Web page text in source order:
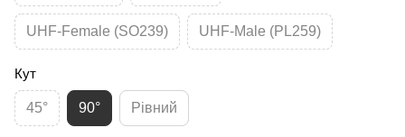
UHF-Female (SO239) UHF-Male (PL259)
Кут
45° 90° Рівний